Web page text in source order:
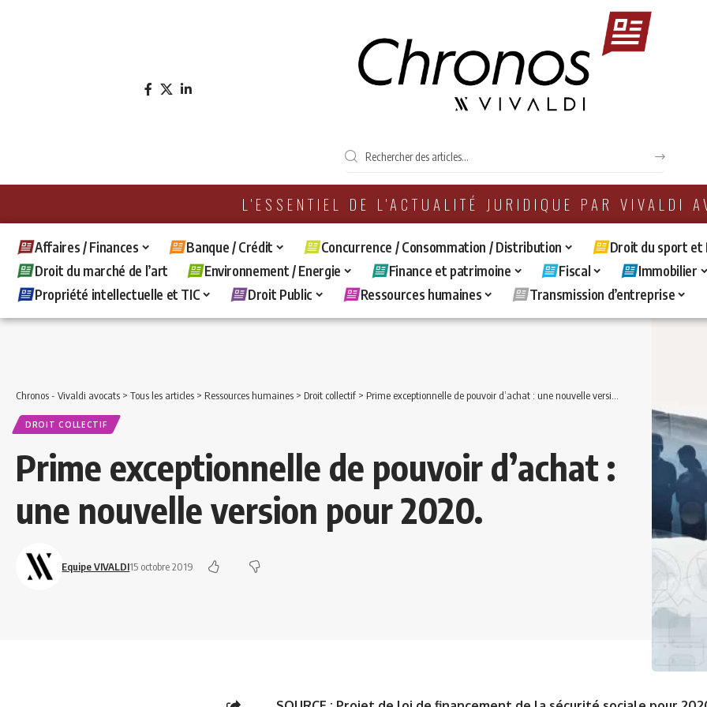
L'ESSENTIEL DE L'ACTUALITÉ JURIDIQUE PAR VIVALDI
Affaires / Finances Banque / Crédit Concurrence / Consommation / Distribution
Droit du sport et
Droit du marché de l’art
Environnement / Energie Finance et patrimoine Fiscal
Immobilier
Propriété intellectuelle et TIC
Droit Public Ressources humaines Transmission d’entreprise
Chronos - Vivaldi avocats > Tous les articles > Ressources humaines > Droit collectif > Prime exceptionnelle de pouvoir d’achat : une nouvelle version pour 2020.
DROIT COLLECTIF
Prime exceptionnelle de pouvoir d’achat :
une nouvelle version pour 2020.
Equipe VIVALDI15 octobre 2019